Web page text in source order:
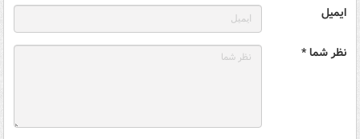
ایمیل
نظر شما *